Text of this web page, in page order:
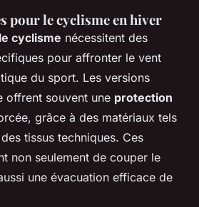
pour le cyclisme en hiver
cyclisme nécessitent des
pour affronter le vent
du sport. Les versions
offrent souvent une protection
grâce à des matériaux tels
tissus techniques. Ces
non seulement de couper le
une évacuation efficace de